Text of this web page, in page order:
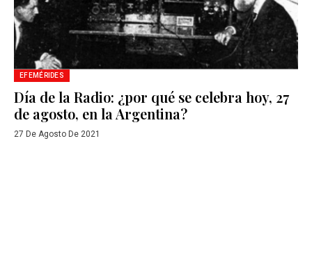
EFEMÉRIDES
Día de la Radio: ¿por qué se celebra hoy, 27
de agosto, en la Argentina?
27 De Agosto De 2021